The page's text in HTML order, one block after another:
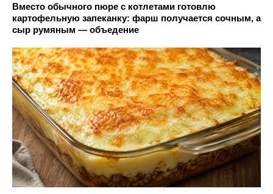
Вместо обычного пюре с котлетами готовлю
картофельную запеканку: фарш получается сочным, а
сыр румяным — объедение